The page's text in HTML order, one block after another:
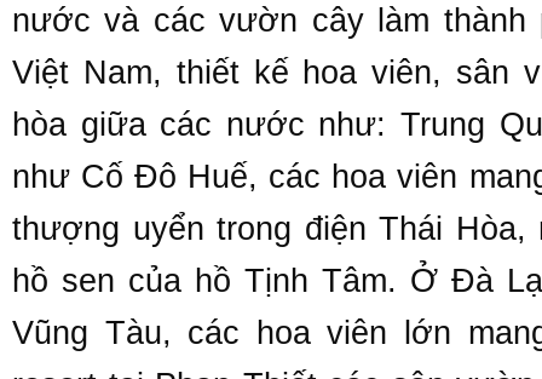
nước và các vườn cây làm
Việt Nam, thiết kế hoa viên, sân
hòa giữa các nước như: Trung
như Cố Đô Huế, các hoa viên
thượng uyển trong điện Thái
hồ sen của hồ Tịnh Tâm. Ở Đà
Vũng Tàu, các hoa viên lớn